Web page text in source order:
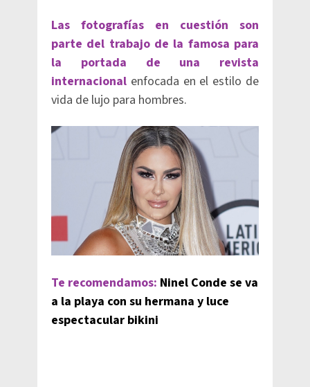
Las fotografías en cuestión son
parte del trabajo de la famosa para
la portada de una revista
internacional enfocada en el estilo de
vida de lujo para hombres.
Te recomendamos: Ninel Conde se va
a la playa con su hermana y luce
espectacular bikini